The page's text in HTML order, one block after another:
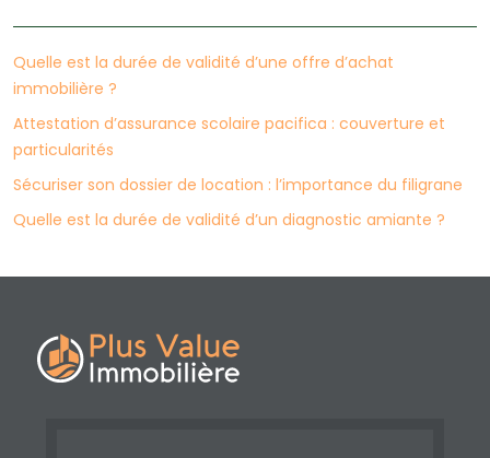
Quelle est la durée de validité d’une offre d’achat
immobilière ?
Attestation d’assurance scolaire pacifica : couverture et
particularités
Sécuriser son dossier de location : l’importance du filigrane
Quelle est la durée de validité d’un diagnostic amiante ?